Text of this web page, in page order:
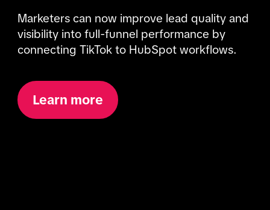
Marketers can now improve lead quality and
visibility into full-funnel performance by
connecting TikTok to HubSpot workflows.
Learn more